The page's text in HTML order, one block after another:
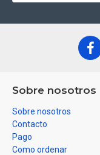
Sobre nosotros
Sobre nosotros
Contacto
Pago
Como ordenar